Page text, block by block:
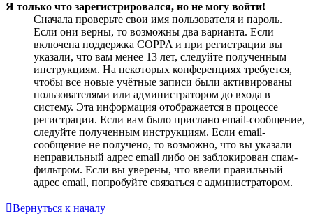
Я только что зарегистрировался, но не могу войти!
Сначала проверьте свои имя пользователя и пароль.
Если они верны, то возможны два варианта. Если
включена поддержка COPPA и при регистрации вы
указали, что вам менее 13 лет, следуйте полученным
инструкциям. На некоторых конференциях требуется,
чтобы все новые учётные записи были активированы
пользователями или администратором до входа в
систему. Эта информация отображается в процессе
регистрации. Если вам было прислано email-сообщение,
следуйте полученным инструкциям. Если email-
сообщение не получено, то возможно, что вы указали
неправильный адрес email либо он заблокирован спам-
фильтром. Если вы уверены, что ввели правильный
адрес email, попробуйте связаться с администратором.
Вернуться к началу